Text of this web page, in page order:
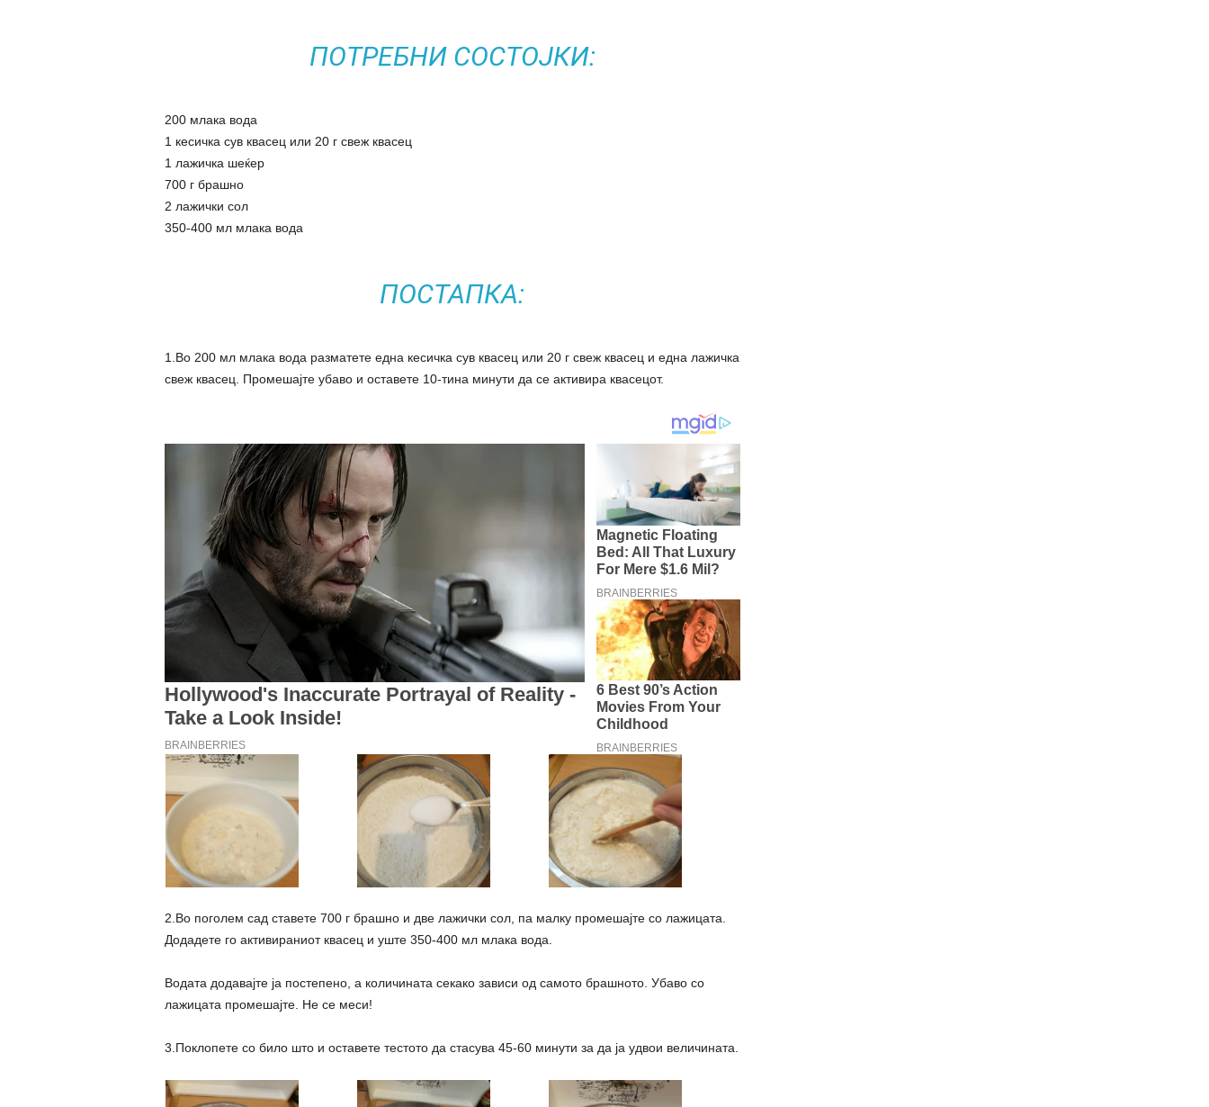
ПОТРЕБНИ СОСТОЈКИ:
200 млака вода
1 кесичка сув квасец или 20 г свеж квасец
1 лажичка шеќер
700 г брашно
2 лажички сол
350-400 мл млака вода
ПОСТАПКА:
1.Во 200 мл млака вода разматете една кесичка сув квасец или 20 г свеж квасец и една лажичка
свеж квасец. Промешајте убаво и оставете 10-тина минути да се активира квасецот.
2.Во поголем сад ставете 700 г брашно и две лажички сол, па малку промешајте со лажицата.
Додадете го активираниот квасец и уште 350-400 мл млака вода.
Водата додавајте ја постепено, а количината секако зависи од самото брашното. Убаво со
лажицата промешајте. Не се меси!
3.Поклопете со било што и оставете тестото да стасува 45-60 минути за да ја удвои величината.